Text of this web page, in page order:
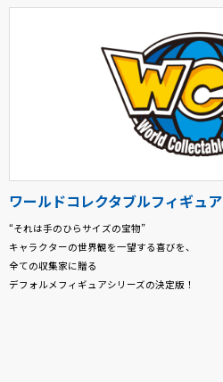
ワールドコレクタブルフィギュア
“それは手のひらサイズの宝物”
キャラクターの世界観を一望する喜びを、
全ての収集家に贈る
デフォルメフィギュアシリーズの決定版！